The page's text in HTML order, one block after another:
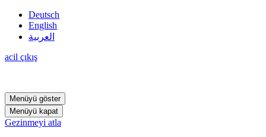
Deutsch
English
العربية
acil çıkış
Menüyü göster
Menüyü kapat
Gezinmeyi atla